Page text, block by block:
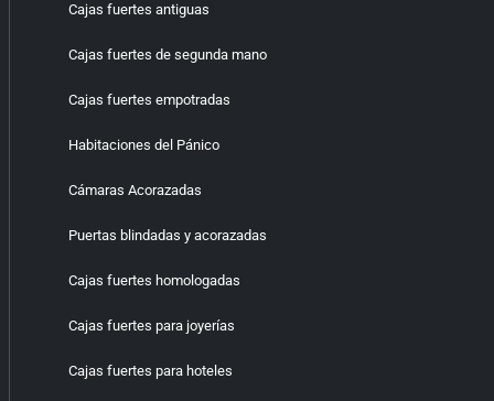
Cajas fuertes antiguas
Cajas fuertes de segunda mano
Cajas fuertes empotradas
Habitaciones del Pánico
Cámaras Acorazadas
Puertas blindadas y acorazadas
Cajas fuertes homologadas
Cajas fuertes para joyerías
Cajas fuertes para hoteles